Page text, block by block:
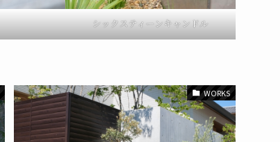
シックスティーンキャンドル
WORKS